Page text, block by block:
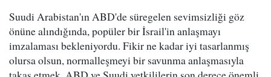
Suudi Arabistan'ın ABD'de süregelen sevimsizliği göz
önüne alındığında, popüler bir İsrail'in anlaşmayı
imzalaması bekleniyordu. Fikir ne kadar iyi tasarlanmış
olursa olsun, normalleşmeyi bir savunma anlaşmasıyla